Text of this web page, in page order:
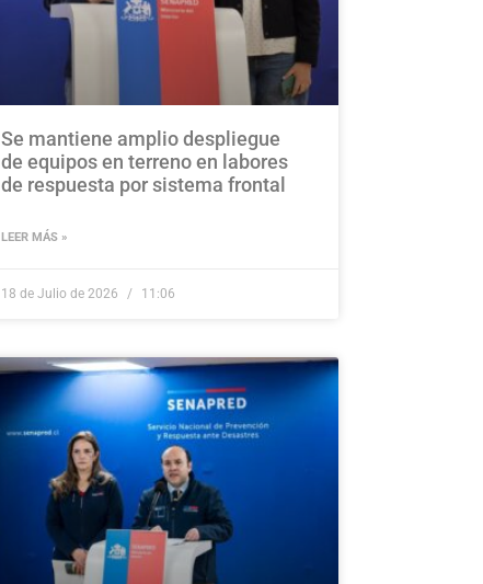
Se mantiene amplio despliegue
de equipos en terreno en labores
de respuesta por sistema frontal
LEER MÁS »
18 de Julio de 2026 11:06